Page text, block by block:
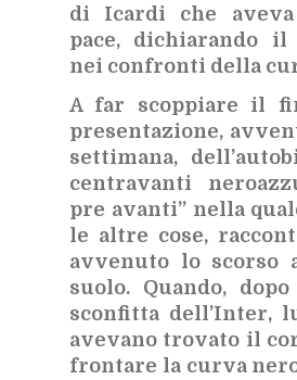
di Icar­di che
pace, di­chia­ran­do il
nei con­fron­ti del­la
A far scop­pia­re il
pre­sen­ta­zio­ne,
set­ti­ma­na,
cen­tra­van­ti
pre avan­ti” nel­la
le al­tre cose,
av­ve­nu­to lo scor­so
suo­lo. Quan­do, dopo
scon­fit­ta del­l’In­ter,
ave­va­no tro­va­to il
fron­ta­re la cur­va